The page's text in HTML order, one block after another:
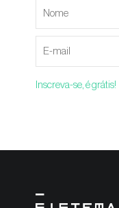
Inscreva-se, é grátis!